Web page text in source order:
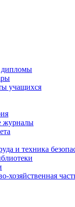
дипломы
учащихся
журналы
и техника
хозяйственная